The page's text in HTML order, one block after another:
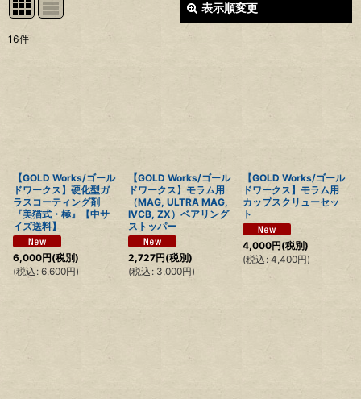
表示順変更
16件
【GOLD Works/ゴール
ドワークス】硬化型ガ
ラスコーティング剤
『美猫式・極』【中サ
イズ送料】
6,000円(税別)
(税込 : 6,600円)
【GOLD Works/ゴール
ドワークス】モラム用
（MAG, ULTRA MAG,
IVCB, ZX）ベアリング
ストッパー
2,727円(税別)
(税込 : 3,000円)
【GOLD Works/ゴール
ドワークス】モラム用
カップスクリューセッ
ト
4,000円(税別)
(税込 : 4,400円)